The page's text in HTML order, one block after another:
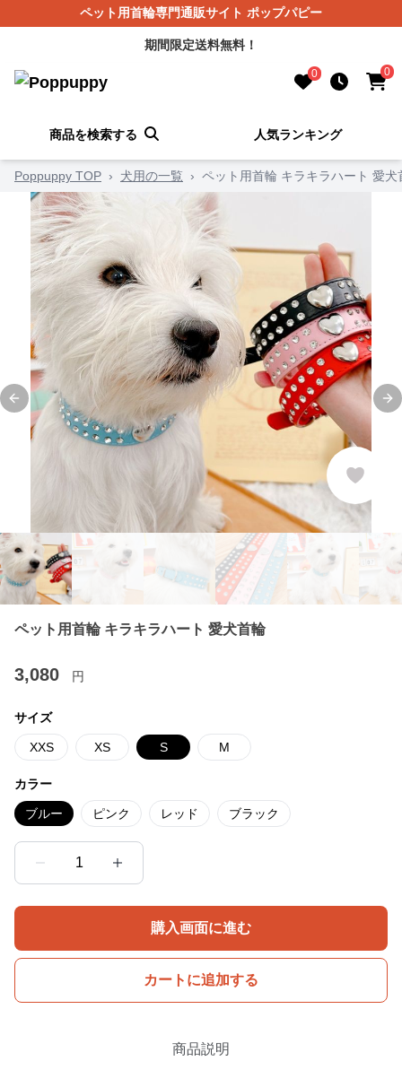
ペット用首輪専門通販サイト ポップパピー
期間限定送料無料！
0 0
商品を検索する 人気ランキング
Poppuppy TOP › 犬用の一覧 › ペット用首輪 キラキラハート 愛犬
Previous slide
ペット用首輪 キラキラハート 愛犬首輪
3,080 円
サイズ
XXS XS S M
カラー
ブルー ピンク レッド ブラック
1
購入画面に進む
カートに追加する
商品説明